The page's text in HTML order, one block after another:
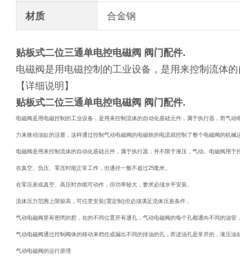
材质 合金钢
贴板式二位三通单电控电磁阀 阀门配件.
电磁阀是用电磁控制的工业设备，是用来控制流体
【详细说明】
贴板式二位三通单电控电磁阀 阀门配件.
电磁阀是用电磁控制的工业设备，是用来控制流体的自动化基础元件，属于执行器 ，而气动
力来推动油缸的活塞，这样通过控制气动电磁阀的电磁铁的电流就控制了整个电磁阀的机械
电磁阀是用来控制流体的自动化基础元件，属于执行器；并不限于液压，气动。电磁阀用
在真空、负压、零压时能正常工作，但通径一般不超过25毫米。
在零压差或真空、高压时亦能可动作，但功率较大，要求必须水平安装。
流体压力范围上限较高，可任意安装(需定制)但必须满足流体压差条件 。
气动电磁阀里有密闭的腔，在的不同位置开有通孔，气动电磁阀的每个孔都通向不同的油
气动电磁阀通过控制阀体的移动来档住或漏出不同的排油的孔，而进油孔是常开的，液压
气动电磁阀的运行原理